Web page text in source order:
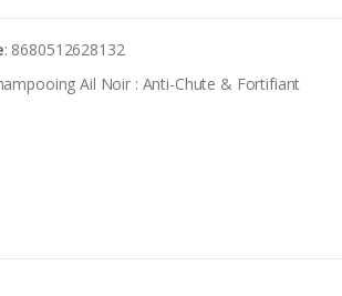
: 8680512628132
Ail Noir : Anti-Chute & Fortifiant